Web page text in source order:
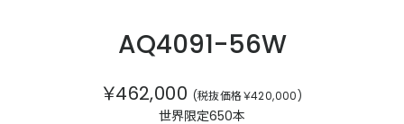
AQ4091-56W
￥462,000 (税抜価格￥420,000)
世界限定650本